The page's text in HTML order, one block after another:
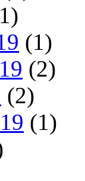
(1)
(2)
(2)
(1)